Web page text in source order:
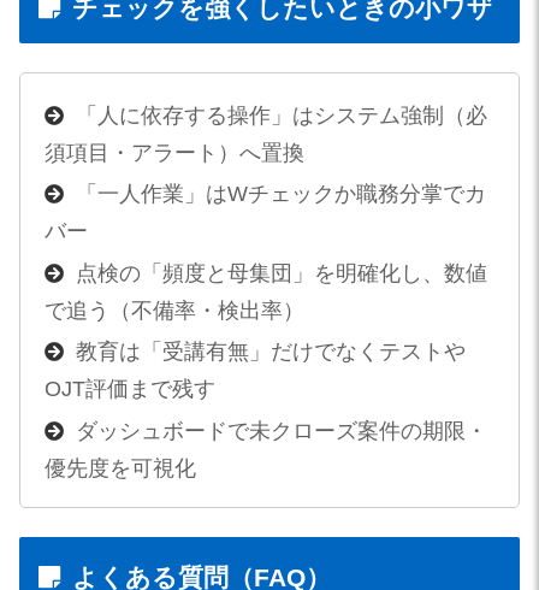
チェックを強くしたいときの小ワザ
「人に依存する操作」はシステム強制（必
須項目・アラート）へ置換
「一人作業」はWチェックか職務分掌でカ
バー
点検の「頻度と母集団」を明確化し、数値
で追う（不備率・検出率）
教育は「受講有無」だけでなくテストや
OJT評価まで残す
ダッシュボードで未クローズ案件の期限・
優先度を可視化
よくある質問（FAQ）